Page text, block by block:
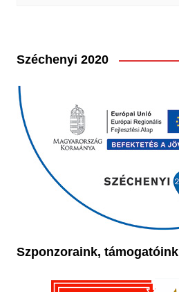
Széchenyi 2020
Szponzoraink, támogatóink